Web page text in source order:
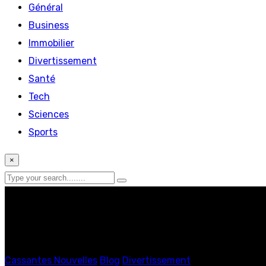
Général
Business
Immobilier
Divertissement
Santé
Tech
Sciences
Sports
×
Cassantes Nouvelles Blog Divertissement